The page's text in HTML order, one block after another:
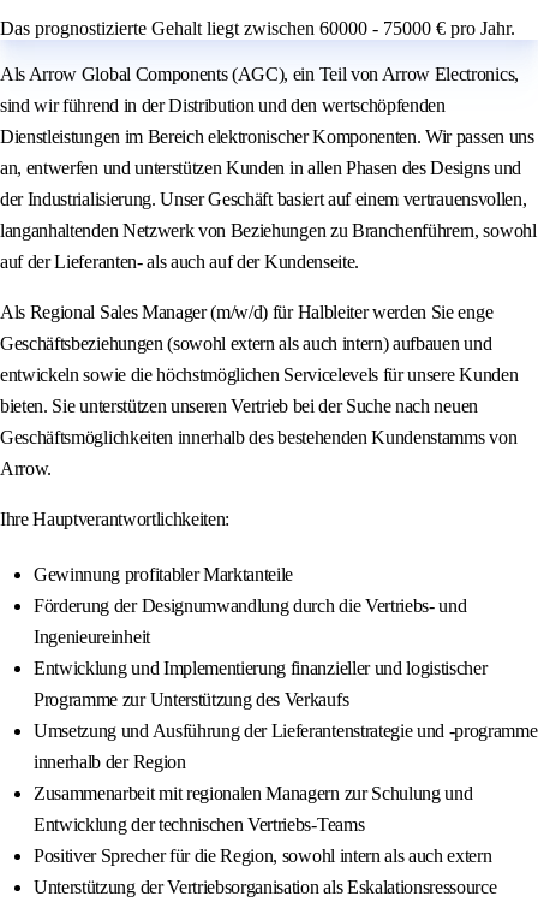
Das prognostizierte Gehalt liegt zwischen 60000 - 75000 € pro Jahr.
Als Arrow Global Components (AGC), ein Teil von Arrow Electronics,
sind wir führend in der Distribution und den wertschöpfenden
Dienstleistungen im Bereich elektronischer Komponenten. Wir passen uns
an, entwerfen und unterstützen Kunden in allen Phasen des Designs und
der Industrialisierung. Unser Geschäft basiert auf einem vertrauensvollen,
langanhaltenden Netzwerk von Beziehungen zu Branchenführern, sowohl
auf der Lieferanten- als auch auf der Kundenseite.
Als Regional Sales Manager (m/w/d) für Halbleiter werden Sie enge
Geschäftsbeziehungen (sowohl extern als auch intern) aufbauen und
entwickeln sowie die höchstmöglichen Servicelevels für unsere Kunden
bieten. Sie unterstützen unseren Vertrieb bei der Suche nach neuen
Geschäftsmöglichkeiten innerhalb des bestehenden Kundenstamms von
Arrow.
Ihre Hauptverantwortlichkeiten:
Gewinnung profitabler Marktanteile
Förderung der Designumwandlung durch die Vertriebs- und
Ingenieureinheit
Entwicklung und Implementierung finanzieller und logistischer
Programme zur Unterstützung des Verkaufs
Umsetzung und Ausführung der Lieferantenstrategie und -programme
innerhalb der Region
Zusammenarbeit mit regionalen Managern zur Schulung und
Entwicklung der technischen Vertriebs-Teams
Positiver Sprecher für die Region, sowohl intern als auch extern
Unterstützung der Vertriebsorganisation als Eskalationsressource